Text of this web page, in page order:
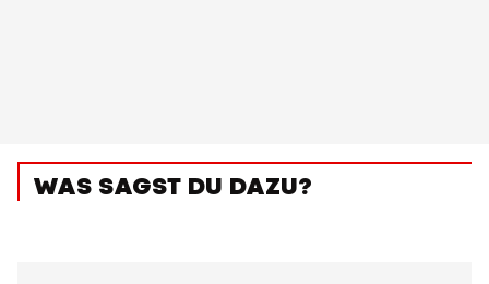
WAS SAGST DU DAZU?